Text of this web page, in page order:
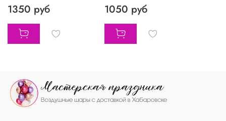
1350 руб 1050 руб